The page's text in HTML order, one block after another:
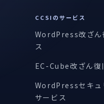
CCSIのサービス
WordPress改ざん
ス
EC-Cube改ざん復
WordPressセキュ
サービス